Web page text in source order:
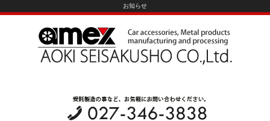
お知らせ